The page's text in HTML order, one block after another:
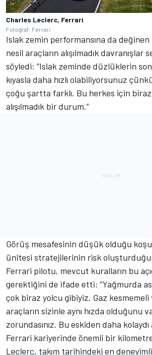
Charles Leclerc, Ferrari
Fotoğraf: Ferrari
Islak zemin performansına da
nesil araçların alışılmadık davranışlar
söyledi: “Islak zeminde düzlüklerin
kıyasla daha hızlı olabiliyorsunuz
çoğu şartta farklı. Bu herkes için
alışılmadık bir durum.”
Görüş mesafesinin düşük olduğu
ünitesi stratejilerinin risk
Ferrari pilotu, mevcut kuralların bu
gerektiğini de ifade etti: “Yağmurda
çok biraz yolcu gibiyiz. Gaz
araçların sizinle aynı hızda olduğunu
zorundasınız. Bu eskiden daha
Ferrari kariyerinde önemli bir
Leclerc, takım tarihindeki en